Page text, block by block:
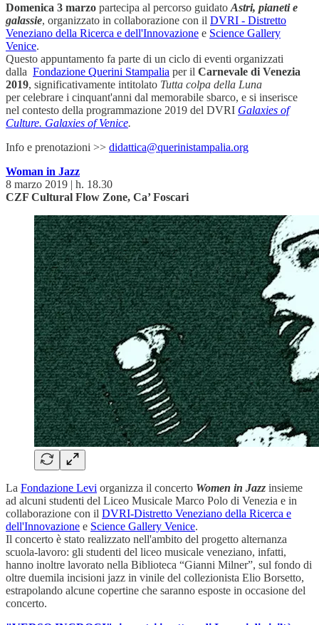
Domenica 3 marzo partecipa al percorso guidato Astri, pianeti e
galassie, organizzato in collaborazione con il DVRI - Distretto
Veneziano della Ricerca e dell'Innovazione e Science Gallery
Venice.
Questo appuntamento fa parte di un ciclo di eventi organizzati
dalla Fondazione Querini Stampalia per il Carnevale di Venezia
2019, significativamente intitolato Tutta colpa della Luna
per celebrare i cinquant'anni dal memorabile sbarco, e si inserisce
nel contesto della programmazione 2019 del DVRI Galaxies of
Culture. Galaxies of Venice.
Info e prenotazioni >> didattica@querinistampalia.org
Woman in Jazz
8 marzo 2019 | h. 18.30
CZF Cultural Flow Zone, Ca’ Foscari
La Fondazione Levi organizza il concerto Women in Jazz insieme
ad alcuni studenti del Liceo Musicale Marco Polo di Venezia e in
collaborazione con il DVRI-Distretto Veneziano della Ricerca e
dell'Innovazione e Science Gallery Venice.
Il concerto è stato realizzato nell'ambito del progetto alternanza
scuola-lavoro: gli studenti del liceo musicale veneziano, infatti,
hanno inoltre lavorato nella Biblioteca “Gianni Milner”, sul fondo di
oltre duemila incisioni jazz in vinile del collezionista Elio Borsetto,
estrapolando alcune copertine che saranno esposte in occasione del
concerto.